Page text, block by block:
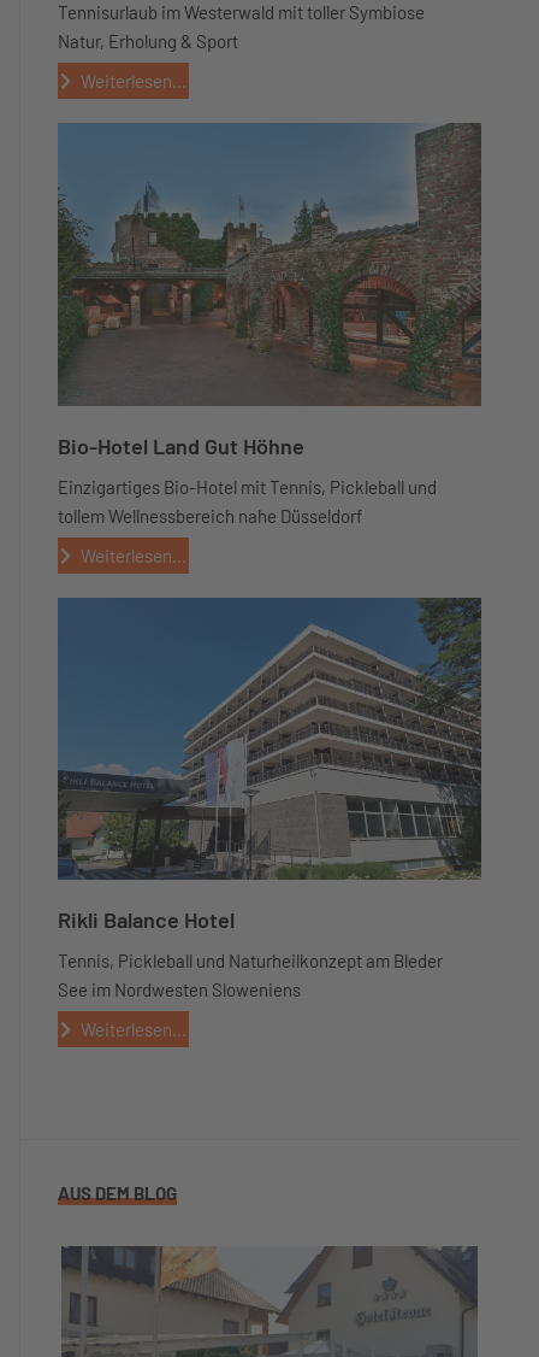
Tennisurlaub im Westerwald mit toller Symbiose
Natur, Erholung & Sport
Weiterlesen...
Bio-Hotel Land Gut Höhne
Einzigartiges Bio-Hotel mit Tennis, Pickleball und
tollem Wellnessbereich nahe Düsseldorf
Weiterlesen...
Rikli Balance Hotel
Tennis, Pickleball und Naturheilkonzept am Bleder
See im Nordwesten Sloweniens
Weiterlesen...
AUS DEM BLOG